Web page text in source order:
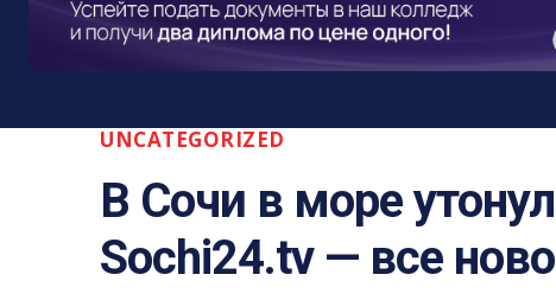
UNCATEGORIZED
В Сочи в море
Sochi24.tv — все